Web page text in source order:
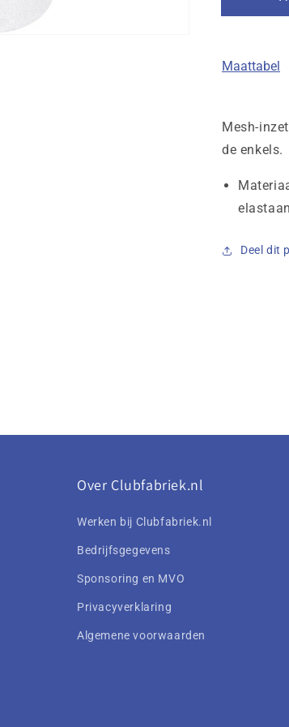
Mulier
(Wit)
Maattabel
Mesh-
de enkels.
elastaan
Deel dit
Over Clubfabriek.nl
Werken bij Clubfabriek.nl
Bedrijfsgegevens
Sponsoring en MVO
Privacyverklaring
Algemene voorwaarden